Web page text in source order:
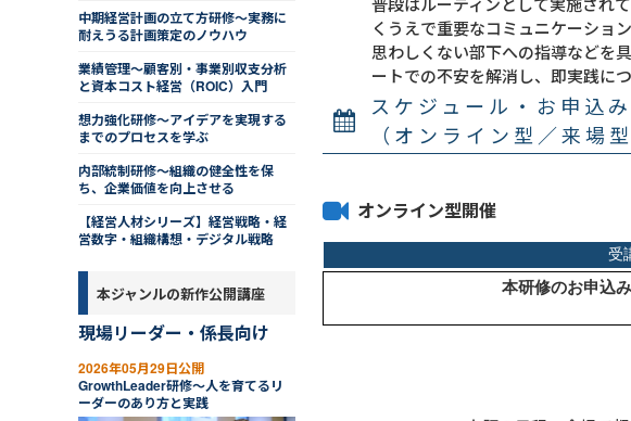
くうえで重要なコミュニケーショ
思わしくない部下への指導などを
ートでの不安を解消し、即実践に
スケジュール・お申込み
（オンライン型／来場
オンライン型開催
中期経営計画の立て方研修～実務に
耐えうる計画策定のノウハウ
業績管理～顧客別・事業別収支分析
と資本コスト経営（ROIC）入門
想力強化研修～アイデアを実現する
までのプロセスを学ぶ
内部統制研修～組織の健全性を保
ち、企業価値を向上させる
【経営人材シリーズ】経営戦略・経
営数字・組織構想・デジタル戦略
本ジャンルの新作公開講座
現場リーダー・係長向け
2026年05月29日公開
GrowthLeader研修～人を育てるリ
ーダーのあり方と実践